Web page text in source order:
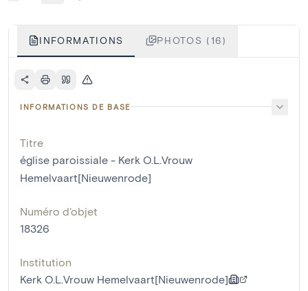
INFORMATIONS PHOTOS (16)
INFORMATIONS DE BASE
Titre
église paroissiale - Kerk O.L.Vrouw
Hemelvaart[Nieuwenrode]
Numéro d'objet
18326
Institution
Kerk O.L.Vrouw Hemelvaart[Nieuwenrode]